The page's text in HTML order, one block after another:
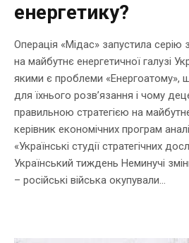
енергетику?
Операція «Мідас» запустила серію
на майбутнє енергетичної галузі
якими є проблеми «Енергоатому»,
для їхнього розв’язання і чому
правильною стратегією на
керівник економічних програм
«Українські студії стратегічних
Український тиждень Неминучі
– російські війська окупували...